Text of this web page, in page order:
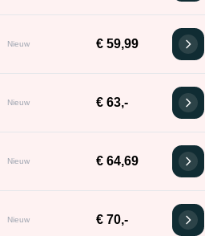
Nieuw € 59,99
Nieuw € 63,-
Nieuw € 64,69
Nieuw € 70,-